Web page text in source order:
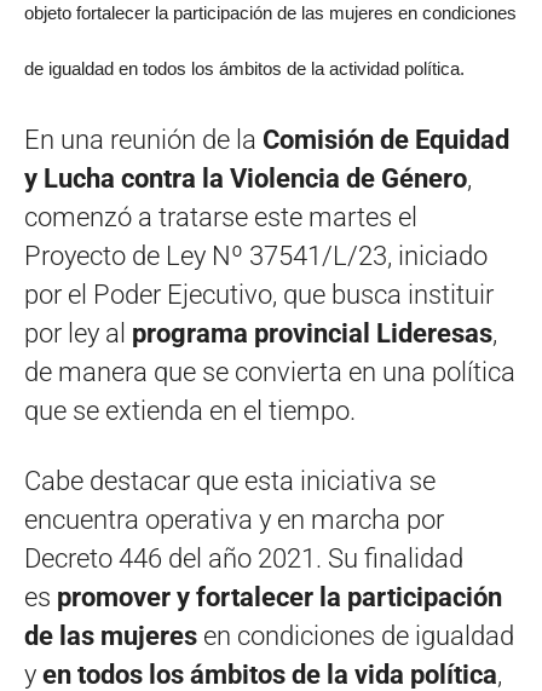
objeto fortalecer la participación de las mujeres en condiciones
de igualdad en todos los ámbitos de la actividad política.
En una reunión de la Comisión de Equidad
y Lucha contra la Violencia de Género,
comenzó a tratarse este martes el
Proyecto de Ley Nº 37541/L/23, iniciado
por el Poder Ejecutivo, que busca instituir
por ley al programa provincial Lideresas,
de manera que se convierta en una política
que se extienda en el tiempo.
Cabe destacar que esta iniciativa se
encuentra operativa y en marcha por
Decreto 446 del año 2021. Su finalidad
es promover y fortalecer la participación
de las mujeres en condiciones de igualdad
y en todos los ámbitos de la vida política,